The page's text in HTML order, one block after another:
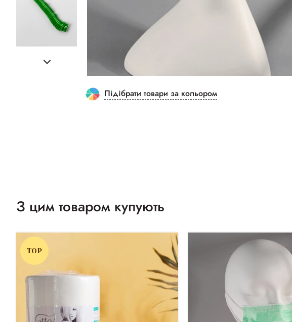
Підібрати товари за кольором
З цим товаром купують
TOP